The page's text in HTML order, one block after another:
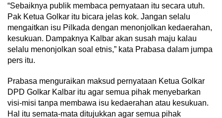
“Sebaiknya publik membaca pernyataan itu secara utuh.
Pak Ketua Golkar itu bicara jelas kok. Jangan selalu
mengaitkan isu Pilkada dengan menonjolkan kedaerahan,
kesukuan. Dampaknya Kalbar akan susah maju kalau
selalu menonjolkan soal etnis,” kata Prabasa dalam jumpa
pers itu.
Prabasa menguraikan maksud pernyataan Ketua Golkar
DPD Golkar Kalbar itu agar semua pihak menyebarkan
visi-misi tanpa membawa isu kedaerahan atau kesukuan.
Hal itu semata-mata ditujukkan agar semua pihak